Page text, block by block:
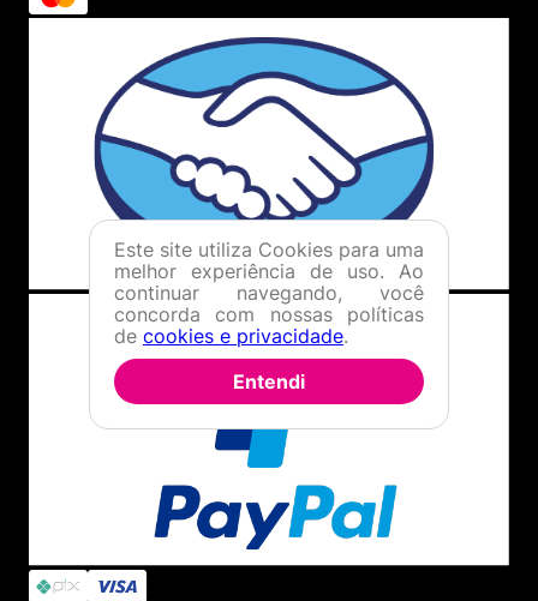
Este site utiliza Cookies para uma
melhor experiência de uso. Ao
continuar navegando, você
concorda com nossas políticas
de cookies e privacidade.
Entendi